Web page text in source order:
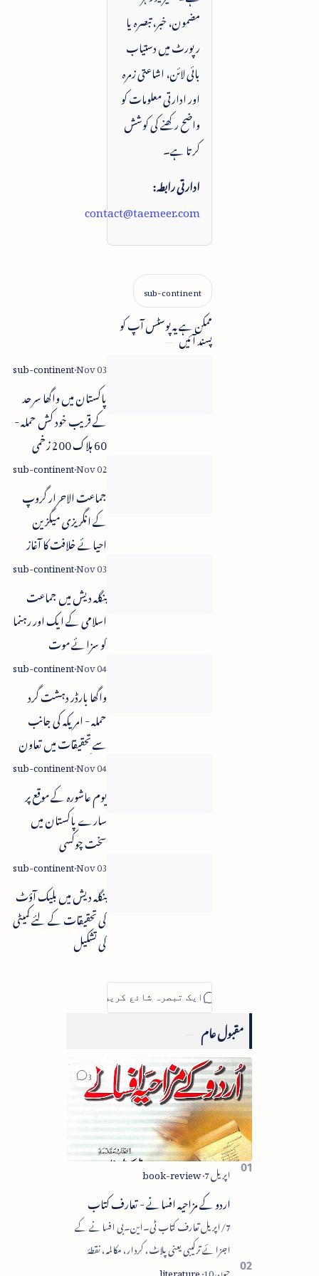
مضمون، خبر، تبصرہ یا
رپورٹ میں دستیاب
بائی لائن، اشاعتی زمرہ
اور ادارتی معلومات کو
واضح رکھنے کی کوشش
کرتا ہے۔
ادارتی رابطہ:
contact@taemeer.com
ممکن ہے یہ پوسٹس آپ کو
پسند آئیں
پاکستان میں واگھا سرحد
کے قریب خود کش حملہ -
60 ہلاک 200 زخمی
جماعت الاحرار گروپ
کے انگریزی میگزین
احیائے خلافت کا آغاز
بنگلہ دیش میں جماعت
اسلامی کے ایک اور رہنما
کو سزائے موت
واگھا بارڈر دہشت گرد
حملہ - امریکہ کی جانب
سے تحقیقات میں تعاون
کی پیشکش
یوم عاشورہ کے موقع پر
سارے پاکستان میں
سخت چوکسی
بنگلہ دیش میں بلیک آؤٹ
کی تحقیقات کے لئے کمیٹی
کی تشکیل
مقبول عام
اردو کے مزاحیہ افسانے - تعارف کتاب
7/اپریل تعارف کتاب ٹی۔این۔بی افسانے کے
اجزائے ترکیبی یعنی پلاٹ، کردار، مکالمہ، نقطۂ
عروج، وحدتِ تاثر میں سے زیادہ سے زیادہ اجزا کا